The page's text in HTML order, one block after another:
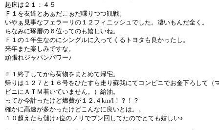
起床は２１：４５
Ｆ１を友達とあぁだこぉだ喋りつつ観戦。
いやぁ見事なフェラーリの１２フィニッシュでした。凄いもんだ全く。
ちなみに琢磨の６位ってのも嬉しいね。
Ｆ１の１年生なのにシングルに入ってくるトヨタも良かったし。
来年また楽しみですな。
頑張れジャパンパワー♪
Ｆ１終了してから荷物をまとめて帰宅。
帰りは１２７と１６号をひたすら走り蘇我にてコンビニでお金下ろして（
ビニにＡＴＭ着いていません。）給油。
ってか今計ったけど燃費が１２.４km/l！？！？
確かに高速が多かったけどこんなに良いとは。。
１０超えたら儲け♪位のノリでブン回してたのでとても嬉しい♪